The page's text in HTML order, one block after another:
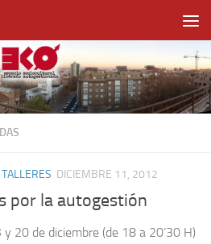
TALLERES DICIEMBRE 11, 2012
por la autogestión
y 20 de diciembre (de 18 a 20’30 H)